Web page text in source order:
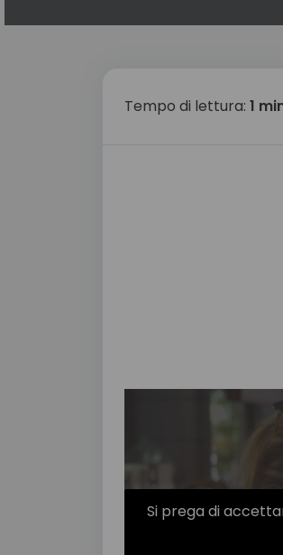
Tempo di lettura: 1
Si prega di